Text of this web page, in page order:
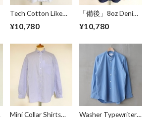
Tech Cotton Like
Stripe BD BOX-A
Line Shirts Ivory
¥10,780
「備後」8oz Denim
BD BOX-A Line
Shirts Dark Indigo
¥10,780
Mini Collar Shirts
Washer Typewriter